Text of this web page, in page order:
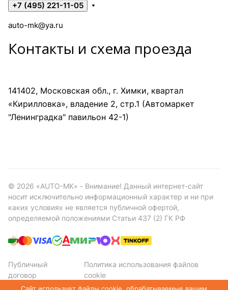
+7 (495) 221-11-05
auto-mk@ya.ru
Контакты и схема проезда
141402, Московская обл., г. Химки, квартал
«Кирилловка», владение 2, стр.1 (Автомаркет
"Ленинградка" павильон 42-1)
© 2026 «AUTO-MK» - Внимание! Данный интернет-сайт
носит исключительно информационный характер и ни при
каких условиях не является публичной офертой,
определяемой положениями Статьи 437 (2) ГК РФ
Публичный
договор
Политика использования файлов
cookie
Политика конфиденциальности